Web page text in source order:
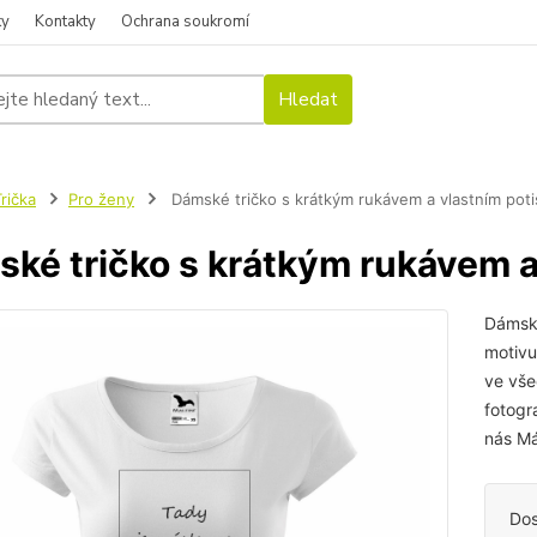
Kontakty Ochrana soukromí
Hledat
Pro ženy Dámské tričko s krátkým rukávem a vlastním
tričko s krátkým rukávem
ve
nás